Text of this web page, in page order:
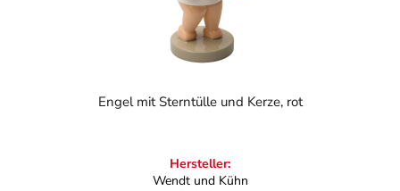
Engel mit Sterntülle und Kerze, rot
Hersteller:
Wendt und Kühn